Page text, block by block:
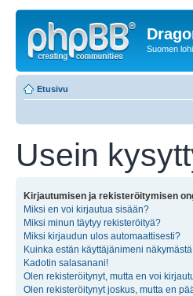
Suomen
Etusivu
Usein
Kirjautumisen ja rekisteröitymisen
Miksi en voi kirjautua sisään?
Miksi minun täytyy rekisteröityä?
Miksi kirjaudun ulos automaattisesti?
Kuinka estän käyttäjänimeni
Kadotin salasanani!
Olen rekisteröitynyt, mutta en voi
Olen rekisteröitynyt joskus, mutta en